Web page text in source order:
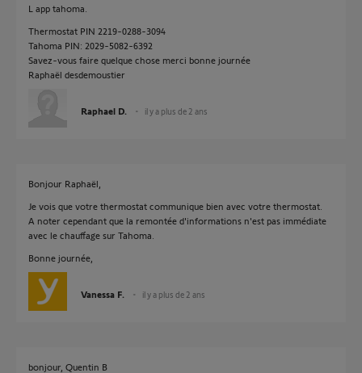
L app tahoma.
Thermostat PIN 2219-0288-3094
Tahoma PIN: 2029-5082-6392
Savez-vous faire quelque chose merci bonne journée
Raphaël desdemoustier
Raphael D. il y a plus de 2 ans
Bonjour Raphaël,
Je vois que votre thermostat communique bien avec votre thermostat.
A noter cependant que la remontée d'informations n'est pas immédiate
avec le chauffage sur Tahoma.
Bonne journée,
Vanessa F. il y a plus de 2 ans
bonjour, Quentin B